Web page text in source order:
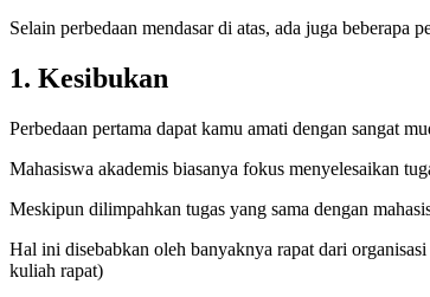
Selain perbedaan mendasar di atas, ada juga beberapa
1. Kesibukan
Perbedaan pertama dapat kamu amati dengan sangat
Mahasiswa akademis biasanya fokus menyelesaikan
Meskipun dilimpahkan tugas yang sama dengan
Hal ini disebabkan oleh banyaknya rapat dari
kuliah rapat)